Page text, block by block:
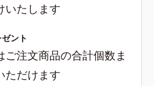
いたします
ント
ご注文商品の合計個数ま
ただけます